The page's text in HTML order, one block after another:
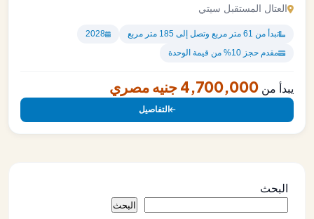
العتال المستقبل سيتي
تبدأ من 61 متر مربع وتصل إلى 185 متر مربع
2028
مقدم حجز 10% من قيمة الوحدة
يبدأ من 4,700,000 جنيه مصري
التفاصيل
البحث
البحث